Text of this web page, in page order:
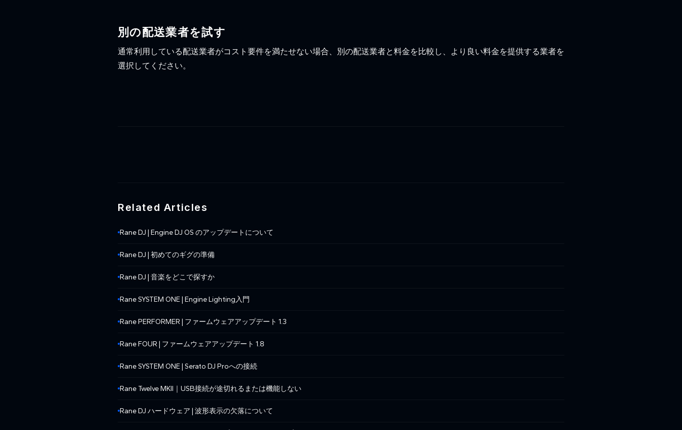
別の配送業者を試す
通常利用している配送業者がコスト要件を満たせない場合、別の配送業者と料金を比較し、より良い料金を提供する業者を
選択してください。
Related Articles
Rane DJ | Engine DJ OS のアップデートについて
Rane DJ | 初めてのギグの準備
Rane DJ | 音楽をどこで探すか
Rane SYSTEM ONE | Engine Lighting入門
Rane PERFORMER | ファームウェアアップデート 1.3
Rane FOUR | ファームウェアアップデート 1.8
Rane SYSTEM ONE | Serato DJ Proへの接続
Rane Twelve MKII｜USB接続が途切れるまたは機能しない
Rane DJ ハードウェア | 波形表示の欠落について